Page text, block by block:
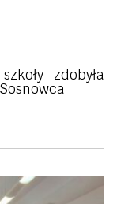
zdobyła